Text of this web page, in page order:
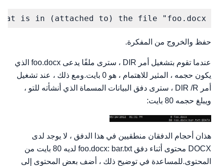
is in (attached to) the file "foo.docx".
حفظ والخروج من المفكرة.
عندما تقوم بتشغيل أمر DIR ، سترى ملفًا يدعى foo.docx الذي
يكون حجمه ، المثير للاهتمام ، هو 0 بايت.ومع ذلك ، عند تشغيل
أمر DIR /R ، سترى دفق البيانات المسماة الذي أنشأته للتو ،
ويبلغ حجمه 80 بايت:
هذان أحجام الدفقان منطقيين في هذا الدفق ، لا يوجد لدى
DOCX محتوى أثناء دفق foo.docx: bar.txt لديه 80 بايت من
المحتوى.للمساعدة في توضيح ذلك ، أضف بعض المحتوى إلى